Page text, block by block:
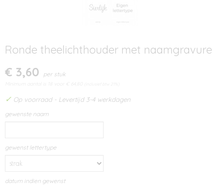
Ronde theelichthouder met naamgravure
€ 3,60 per stuk
Minimum aantal is 18 voor € 64,80
✓ Op voorraad - Levertijd 3-4 werkdagen
gewenste naam
gewenst lettertype
datum indien gewenst